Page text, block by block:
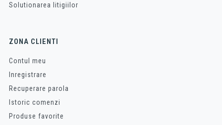
Solutionarea litigiilor
ZONA CLIENTI
Contul meu
Inregistrare
Recuperare parola
Istoric comenzi
Produse favorite